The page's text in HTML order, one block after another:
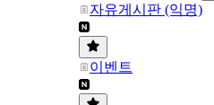
자유게시판 (익명)
이벤트